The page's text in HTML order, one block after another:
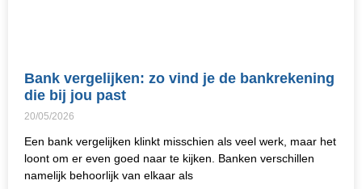
Bank vergelijken: zo vind je de bankrekening
die bij jou past
20/05/2026
Een bank vergelijken klinkt misschien als veel werk, maar het
loont om er even goed naar te kijken. Banken verschillen
namelijk behoorlijk van elkaar als